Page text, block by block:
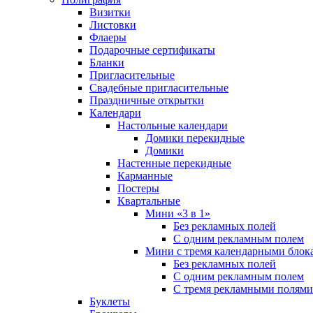
Визитки
Листовки
Флаеры
Подарочные сертификаты
Бланки
Пригласительные
Свадебные пригласительные
Праздничные открытки
Календари
Настольные календари
Домики перекидные
Домики
Настенные перекидные
Карманные
Постеры
Квартальные
Мини «3 в 1»
Без рекламных полей
С одним рекламным полем
Мини с тремя календарными
Без рекламных полей
С одним рекламным полем
С тремя рекламными полями
Буклеты